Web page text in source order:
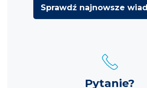
Sprawdź najnowsze
Pytanie?